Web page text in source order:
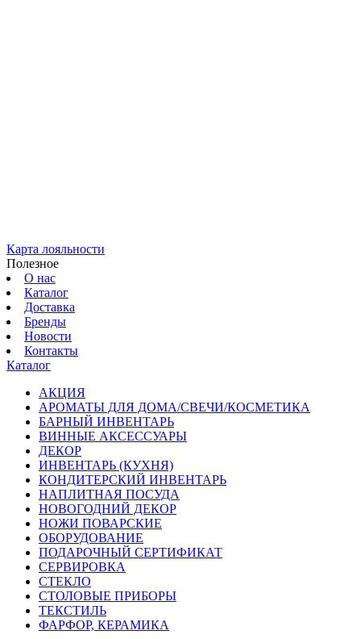
Карта лояльности
Полезное
О нас
Каталог
Доставка
Бренды
Новости
Контакты
Каталог
АКЦИЯ
АРОМАТЫ ДЛЯ ДОМА/СВЕЧИ/КОСМЕТИКА
БАРНЫЙ ИНВЕНТАРЬ
ВИННЫЕ АКСЕССУАРЫ
ДЕКОР
ИНВЕНТАРЬ (КУХНЯ)
КОНДИТЕРСКИЙ ИНВЕНТАРЬ
НАПЛИТНАЯ ПОСУДА
НОВОГОДНИЙ ДЕКОР
НОЖИ ПОВАРСКИЕ
ОБОРУДОВАНИЕ
ПОДАРОЧНЫЙ СЕРТИФИКАТ
СЕРВИРОВКА
СТЕКЛО
СТОЛОВЫЕ ПРИБОРЫ
ТЕКСТИЛЬ
ФАРФОР, КЕРАМИКА